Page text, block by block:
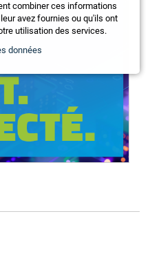
combiner ces informations
avez fournies ou qu'ils ont
utilisation des services.
données